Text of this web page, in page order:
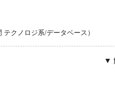
テクノロジ系/データベース）
▼